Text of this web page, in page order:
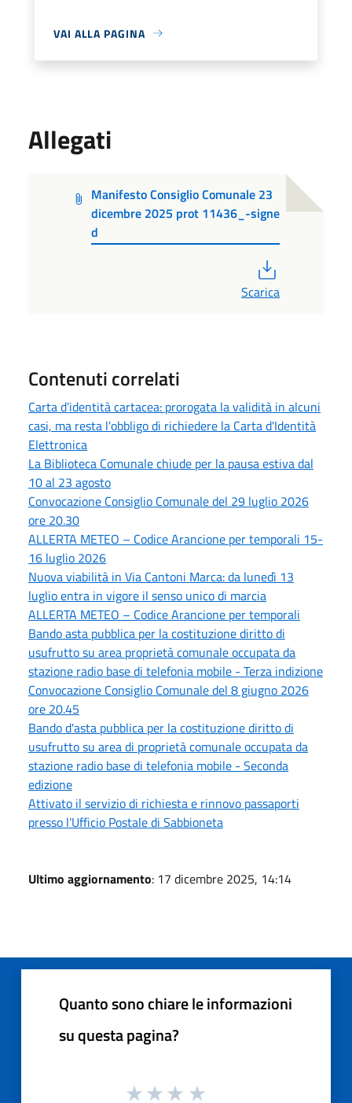
VAI ALLA PAGINA
Allegati
Manifesto Consiglio Comunale 23
dicembre 2025 prot 11436_-signe
d
Scarica
Contenuti correlati
Carta d’identità cartacea: prorogata la validità in alcuni
casi, ma resta l'obbligo di richiedere la Carta d'Identità
Elettronica
La Biblioteca Comunale chiude per la pausa estiva dal
10 al 23 agosto
Convocazione Consiglio Comunale del 29 luglio 2026
ore 20.30
ALLERTA METEO – Codice Arancione per temporali 15-
16 luglio 2026
Nuova viabilità in Via Cantoni Marca: da lunedì 13
luglio entra in vigore il senso unico di marcia
ALLERTA METEO – Codice Arancione per temporali
Bando asta pubblica per la costituzione diritto di
usufrutto su area proprietà comunale occupata da
stazione radio base di telefonia mobile - Terza indizione
Convocazione Consiglio Comunale del 8 giugno 2026
ore 20.45
Bando d'asta pubblica per la costituzione diritto di
usufrutto su area di proprietà comunale occupata da
stazione radio base di telefonia mobile - Seconda
edizione
Attivato il servizio di richiesta e rinnovo passaporti
presso l’Ufficio Postale di Sabbioneta
Ultimo aggiornamento: 17 dicembre 2025, 14:14
Quanto sono chiare le informazioni
su questa pagina?